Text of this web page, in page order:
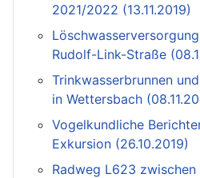
2021/2022 (13.11.2019)
Rudolf-Link-Straße
Trinkwasserbrunnen
in Wettersbach
Vogelkundliche
Exkursion (26.10.2019)
Radweg L623